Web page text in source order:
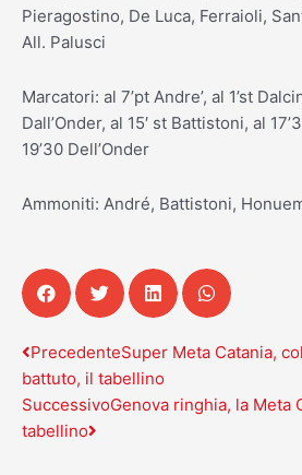
Pieragostino, De Luca, Ferraioli,
All. Palusci
Marcatori: al 7’pt Andre’, al 1’st
Dall’Onder, al 15′ st Battistoni, al
19’30 Dell’Onder
Ammoniti: André, Battistoni,
Precedente
PrecedenteSuper Meta Catania,
battuto, il tabellino
SuccessivoGenova ringhia, la Meta
tabellino
Successivo